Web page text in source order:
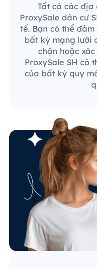
Tất cả các
ProxySale dân cư
tế. Bạn có thể
bất kỳ mạng lưới
chặn hoặc
ProxySale SH có
của bất kỳ quy